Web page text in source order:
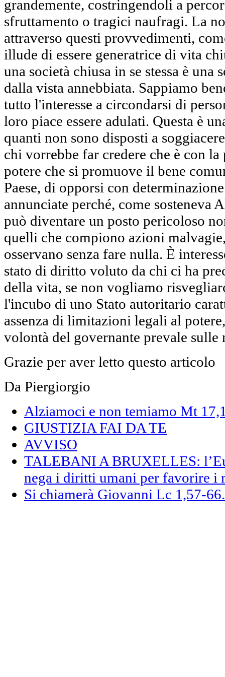
grandemente, costringendoli a
sfruttamento o tragici naufragi. La
attraverso questi provvedimenti,
illude di essere generatrice di vita
una società chiusa in se stessa è una
dalla vista annebbiata. Sappiamo
tutto l'interesse a circondarsi di
loro piace essere adulati. Questa è
quanti non sono disposti a
chi vorrebbe far credere che è con
potere che si promuove il bene
Paese, di opporsi con
annunciate perché, come sosteneva
può diventare un posto pericoloso
quelli che compiono azioni
osservano senza fare nulla. È
stato di diritto voluto da chi ci ha
della vita, se non vogliamo
l'incubo di uno Stato autoritario
assenza di limitazioni legali al
volontà del governante prevale
Grazie per aver letto questo articolo
Da Piergiorgio
Alziamoci e non temiamo Mt
GIUSTIZIA FAI DA TE
AVVISO
TALEBANI A BRUXELLES:
nega i diritti umani per favorire i
Si chiamerà Giovanni Lc 1,57-